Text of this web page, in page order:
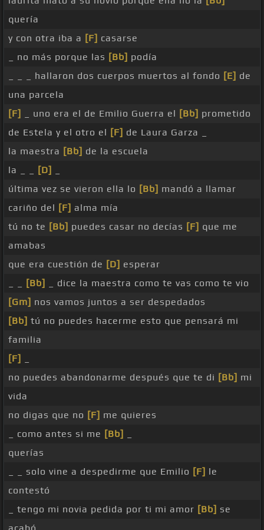
quería
y con otra iba a [F] casarse
_ no más porque las [Bb] podía
_ _ _ hallaron dos cuerpos muertos al fondo [E] de
una parcela
[F]
_ uno era el de Emilio Guerra el [Bb] prometido
de Estela y el otro el [F] de Laura Garza _
la maestra [Bb] de la escuela
la _ _
[D]
última vez se vieron ella lo [Bb] mandó a llamar
cariño del [F] alma mía
tú no te [Bb] puedes casar no decías [F] que me
amabas
que era cuestión de [D] esperar
[Bb]
_ dice la maestra como te vas como te vio
[Gm] nos vamos juntos a ser despedados
[Bb] tú no puedes hacerme esto que pensará mi
familia
[F]
no puedes abandonarme después que te di [Bb] mi
vida
no digas que no [F] me quieres
_ como antes si me [Bb]
querías
_ _ solo vine a despedirme que Emilio [F] le
contestó
_ tengo mi novia pedida por ti mi amor [Bb] se